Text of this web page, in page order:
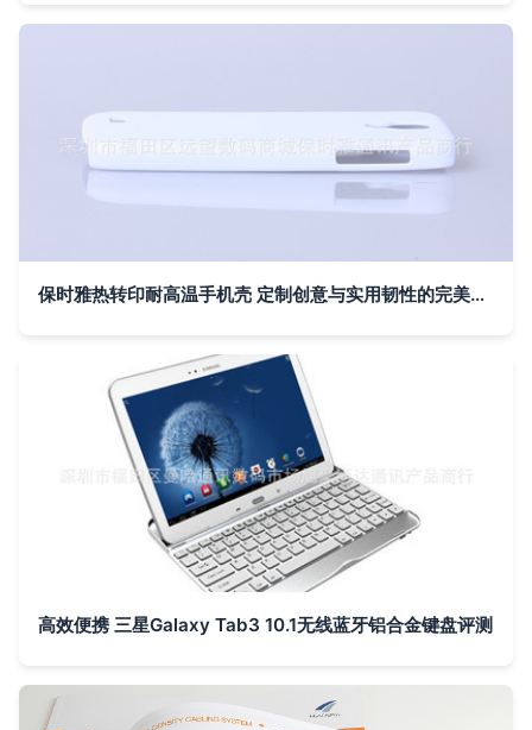
保时雅热转印耐高温手机壳 定制创意与实用韧性的完美结合
高效便携 三星Galaxy Tab3 10.1无线蓝牙铝合金键盘评测